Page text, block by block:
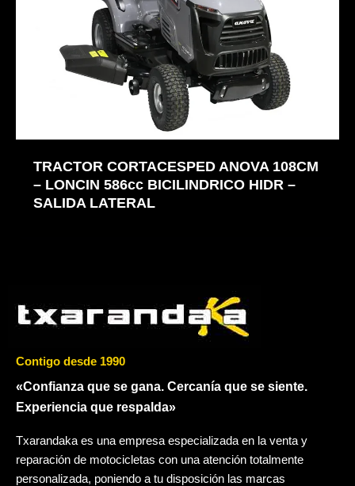
TRACTOR CORTACESPED ANOVA 108CM
– LONCIN 586cc BICILINDRICO HIDR –
SALIDA LATERAL
Contigo desde 1990
«Confianza que se gana. Cercanía que se siente.
Experiencia que respalda»
Txarandaka es una empresa especializada en la venta y
reparación de motocicletas con una atención totalmente
personalizada, poniendo a tu disposición las marcas